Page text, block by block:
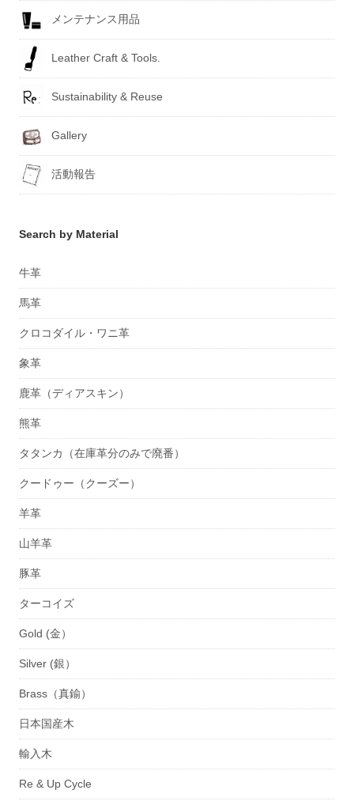
メンテナンス用品
Leather Craft & Tools.
Sustainability & Reuse
Gallery
活動報告
Search by Material
牛革
馬革
クロコダイル・ワニ革
象革
鹿革（ディアスキン）
熊革
タタンカ（在庫革分のみで廃番）
クードゥー（クーズー）
羊革
山羊革
豚革
ターコイズ
Gold (金）
Silver (銀）
Brass（真鍮）
日本国産木
輸入木
Re & Up Cycle